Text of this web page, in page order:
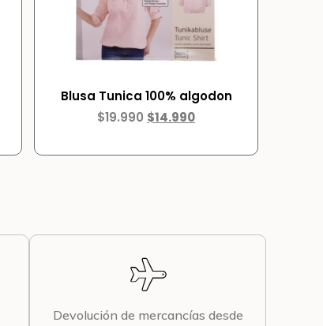
Blusa Tunica 100% algodon
$19.990 $14.990
Devolución de mercancías desde